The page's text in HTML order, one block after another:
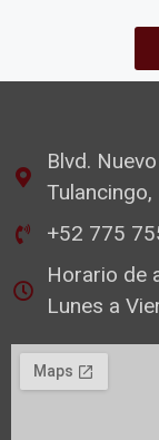
Blvd.
Tulancingo,
+52 775
Horario de
Lunes a